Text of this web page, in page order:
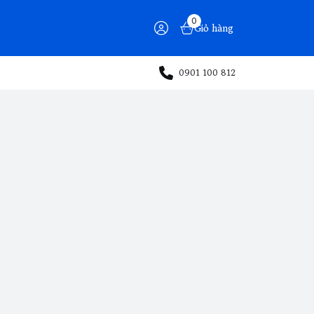
0
Giỏ hàng
0901 100 812